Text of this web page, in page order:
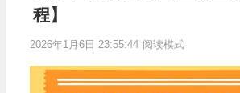
程】
2026年1月6日 23:55:44 阅读模式